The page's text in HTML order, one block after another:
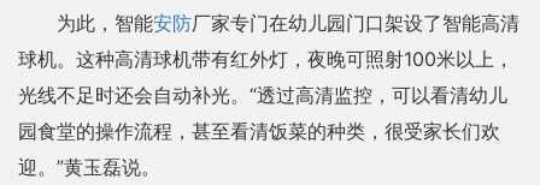
为此，智能安防厂家专门在幼儿园门口架设了智能高清
球机。这种高清球机带有红外灯，夜晚可照射100米以上，
光线不足时还会自动补光。“透过高清监控，可以看清幼儿
园食堂的操作流程，甚至看清饭菜的种类，很受家长们欢
迎。”黄玉磊说。